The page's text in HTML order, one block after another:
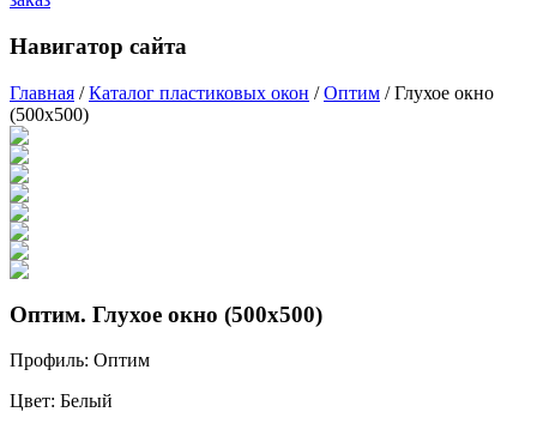
Навигатор сайта
Главная /Каталог пластиковых окон /Оптим /Глухое окно
(500x500)
Оптим. Глухое окно (500x500)
Профиль: Оптим
Цвет: Белый